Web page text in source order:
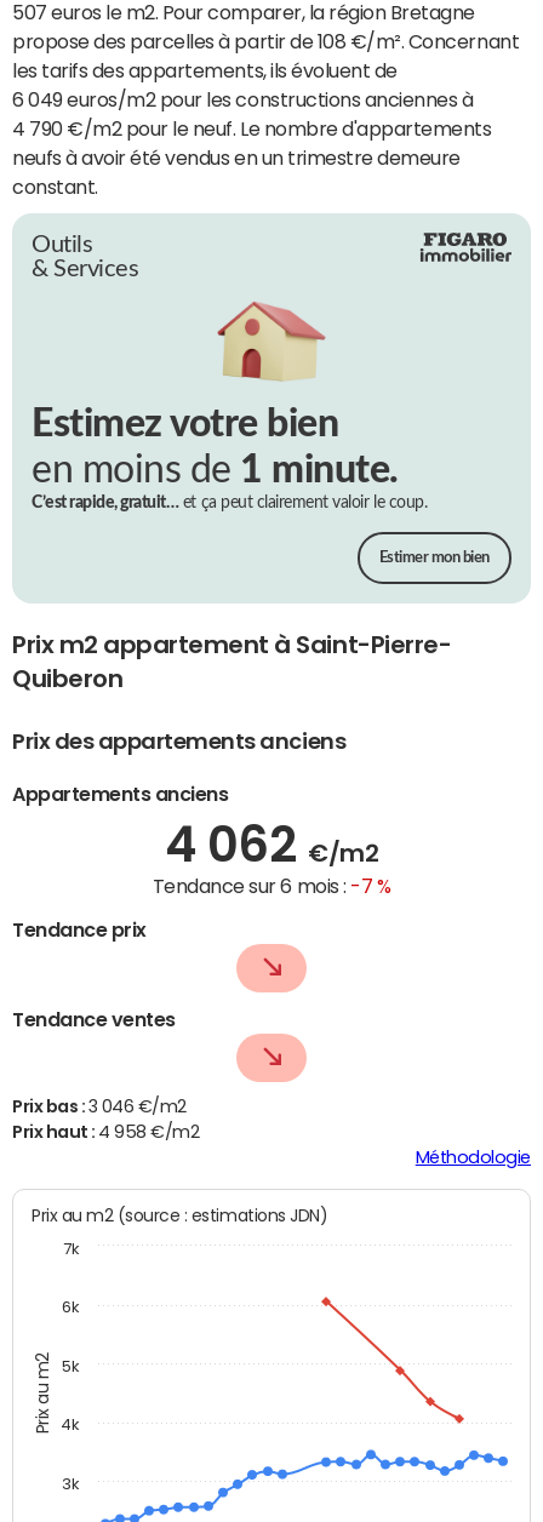
507 euros le m2. Pour comparer, la région Bretagne
propose des parcelles à partir de 108 €/m². Concernant
les tarifs des appartements, ils évoluent de
6 049 euros/m2 pour les constructions anciennes à
4 790 €/m2 pour le neuf. Le nombre d'appartements
neufs à avoir été vendus en un trimestre demeure
constant.
Outils
& Services
Estimez votre bien
en moins de 1 minute.
C’est rapide, gratuit…et ça peut clairement valoir le coup.
Estimer mon bien
Prix m2 appartement à Saint-Pierre-
Quiberon
Prix des appartements anciens
Appartements anciens
4 062 €/m2
Tendance sur 6 mois : -7 %
Tendance prix
Tendance ventes
Prix bas : 3 046 €/m2
Prix haut : 4 958 €/m2
Méthodologie
Prix au m2
Prix au m2 (source : estimations JDN)
3k
4k
5k
6k
7k